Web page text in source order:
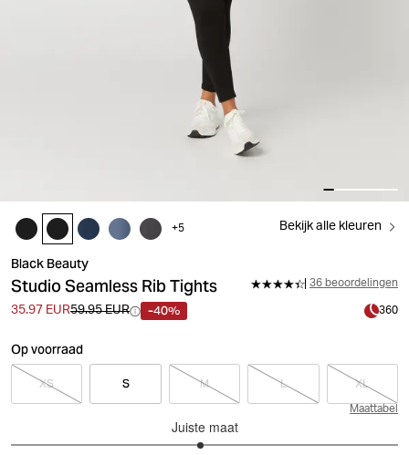
Black Beauty
Bekijk alle kleuren
+5
Studio Seamless Rib Tights 36 beoordelingen
35.97 EUR59.95 EUR -40% 360
Op voorraad
XS S M L XL
Maattabel
Juiste maat